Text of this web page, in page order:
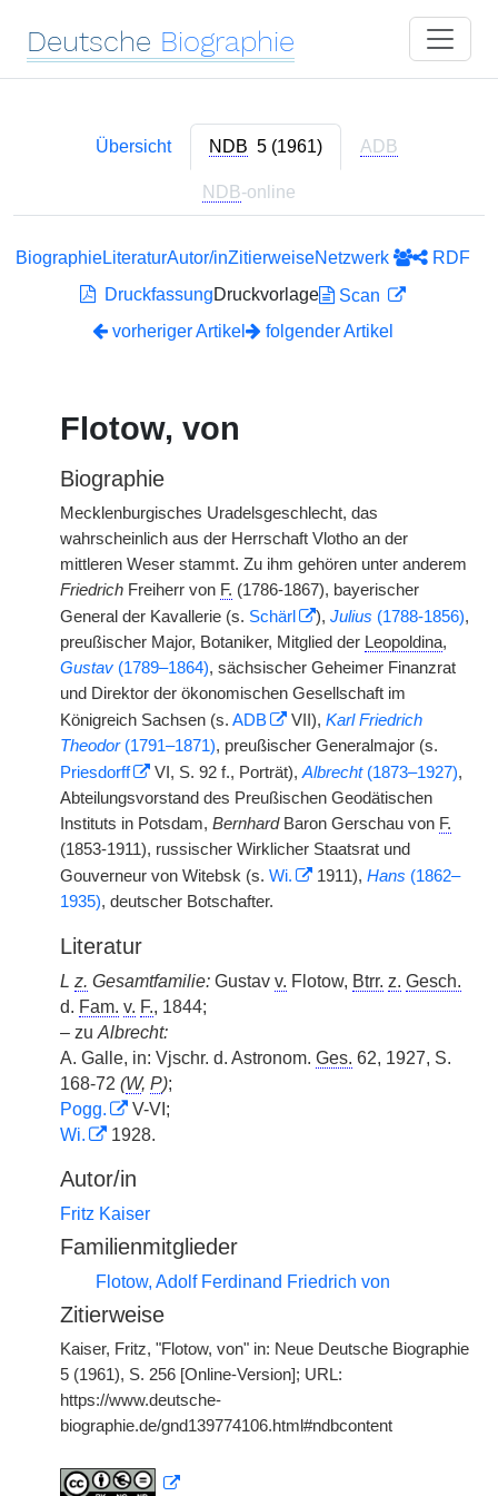
Deutsche Biographie
Übersicht NDB 5 (1961) ADB
NDB-online
BiographieLiteraturAutor/inZitierweiseNetzwerk
RDF
DruckfassungDruckvorlage
Scan
vorheriger Artikel
folgender Artikel
Flotow, von
Biographie
Mecklenburgisches Uradelsgeschlecht, das
wahrscheinlich aus der Herrschaft Vlotho an der
mittleren Weser stammt. Zu ihm gehören unter anderem
Friedrich Freiherr von F. (1786-1867), bayerischer
General der Kavallerie (s. Schärl ), Julius (1788-1856),
preußischer Major, Botaniker, Mitglied der Leopoldina,
Gustav (1789–1864), sächsischer Geheimer Finanzrat
und Direktor der ökonomischen Gesellschaft im
Königreich Sachsen (s. ADB VII), Karl Friedrich
Theodor(1791–1871), preußischer Generalmajor (s.
Priesdorff
VI, S. 92 f., Porträt), Albrecht(1873–1927),
Abteilungsvorstand des Preußischen Geodätischen
Instituts in Potsdam, BernhardBaron Gerschau von F.
(1853-1911), russischer Wirklicher Staatsrat und
Gouverneur von Witebsk (s. Wi. 1911), Hans (1862–
1935), deutscher Botschafter.
Literatur
L z. Gesamtfamilie: Gustav v. Flotow, Btrr. z. Gesch.
d. Fam. v. F., 1844;
– zu Albrecht:
A. Galle, in: Vjschr. d. Astronom. Ges. 62, 1927, S.
168-72 (W, P);
Pogg.
V-VI;
Wi.
1928.
Autor/in
Fritz Kaiser
Familienmitglieder
Flotow, Adolf Ferdinand Friedrich von
Zitierweise
Kaiser, Fritz, "Flotow, von" in: Neue Deutsche Biographie
5 (1961), S. 256 [Online-Version]; URL:
https://www.deutsche-
biographie.de/gnd139774106.html#ndbcontent